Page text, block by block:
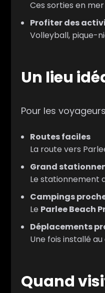
Ces sorties en
Profiter des
Volleyball, pique-
Un lieu
Pour les
Routes faciles
La route vers
Grand
Le stationnement
Campings
Le Parlee Beach
Déplacements
Une fois installé
Quand